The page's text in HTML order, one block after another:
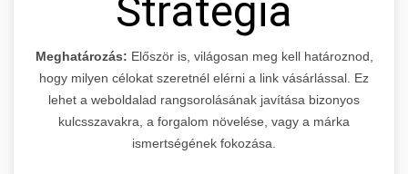
Stratégia
Meghatározás: Először is, világosan meg kell határoznod,
hogy milyen célokat szeretnél elérni a link vásárlással. Ez
lehet a weboldalad rangsorolásának javítása bizonyos
kulcsszavakra, a forgalom növelése, vagy a márka
ismertségének fokozása.